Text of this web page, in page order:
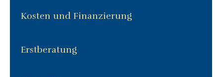
Kosten und Finanzierung
Erstberatung